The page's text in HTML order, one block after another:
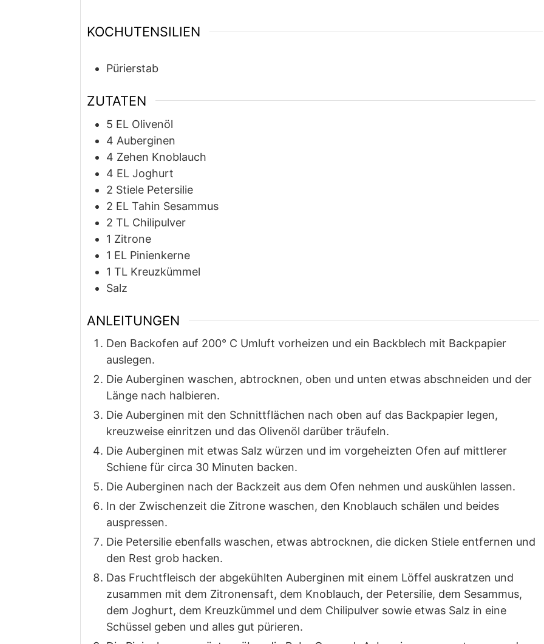
KOCHUTENSILIEN
Pürierstab
ZUTATEN
5 EL Olivenöl
4 Auberginen
4 Zehen Knoblauch
4 EL Joghurt
2 Stiele Petersilie
2 EL Tahin Sesammus
2 TL Chilipulver
1 Zitrone
1 EL Pinienkerne
1 TL Kreuzkümmel
Salz
ANLEITUNGEN
Den Backofen auf 200° C Umluft vorheizen und ein Backblech mit Backpapier
auslegen.
Die Auberginen waschen, abtrocknen, oben und unten etwas abschneiden und der
Länge nach halbieren.
Die Auberginen mit den Schnittflächen nach oben auf das Backpapier legen,
kreuzweise einritzen und das Olivenöl darüber träufeln.
Die Auberginen mit etwas Salz würzen und im vorgeheizten Ofen auf mittlerer
Schiene für circa 30 Minuten backen.
Die Auberginen nach der Backzeit aus dem Ofen nehmen und auskühlen lassen.
In der Zwischenzeit die Zitrone waschen, den Knoblauch schälen und beides
auspressen.
Die Petersilie ebenfalls waschen, etwas abtrocknen, die dicken Stiele entfernen und
den Rest grob hacken.
Das Fruchtfleisch der abgekühlten Auberginen mit einem Löffel auskratzen und
zusammen mit dem Zitronensaft, dem Knoblauch, der Petersilie, dem Sesammus,
dem Joghurt, dem Kreuzkümmel und dem Chilipulver sowie etwas Salz in eine
Schüssel geben und alles gut pürieren.